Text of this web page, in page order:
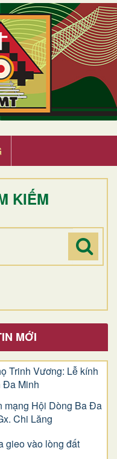
KIẾM
MỚI
Trinh Vương: Lễ kính
Đa Minh
mạng Hội Dòng Ba Đa
Chi Lăng
gieo vào lòng đất